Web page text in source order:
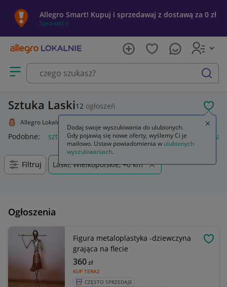
Allegro Smart! Kupuj i sprzedawaj z dostawą za 0 zł
Sprawdź »
Otwórz menu z kategoriami
szukaj
Sztuka Laski12 ogłoszeń
Allegro Lokalnie
Podobne: sztuka sztukateria ścienna język polski 1 sztuka
Filtruj Laski, Wielkopolskie, +0 km
Ogłoszenia
Figura metaloplastyka -dziewczyna
grająca na flecie
KUP TERAZ
360zł
CZĘSTO SPRZEDAJE
Dodaj swoje wyszukiwania do ulubionych.
Gdy pojawią się nowe oferty, wyślemy Ci je
mailowo. Ustaw powiadomienia w ulubionych
wyszukiwaniach.